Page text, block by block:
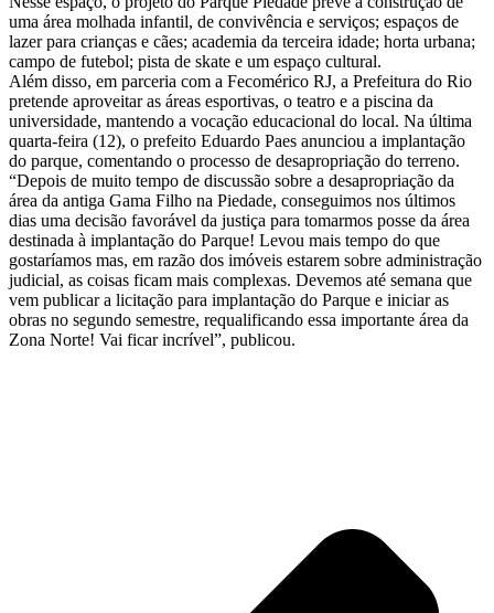
uma área molhada infantil, de convivência e serviços; espaços de
lazer para crianças e cães; academia da terceira idade; horta urbana;
campo de futebol; pista de skate e um espaço cultural.
Além disso, em parceria com a Fecomérico RJ, a Prefeitura do Rio
pretende aproveitar as áreas esportivas, o teatro e a piscina da
universidade, mantendo a vocação educacional do local. Na última
quarta-feira (12), o prefeito Eduardo Paes anunciou a implantação
do parque, comentando o processo de desapropriação do terreno.
“Depois de muito tempo de discussão sobre a desapropriação da
área da antiga Gama Filho na Piedade, conseguimos nos últimos
dias uma decisão favorável da justiça para tomarmos posse da área
destinada à implantação do Parque! Levou mais tempo do que
gostaríamos mas, em razão dos imóveis estarem sobre administração
judicial, as coisas ficam mais complexas. Devemos até semana que
vem publicar a licitação para implantação do Parque e iniciar as
obras no segundo semestre, requalificando essa importante área da
Zona Norte! Vai ficar incrível”, publicou.